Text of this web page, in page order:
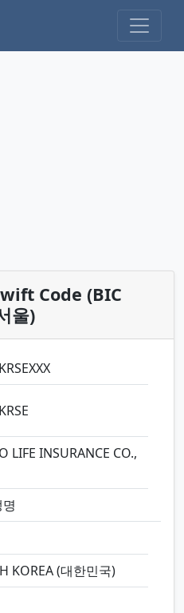
Code (BIC
울)
LIFE INSURANCE CO.,
KOREA (대한민국)